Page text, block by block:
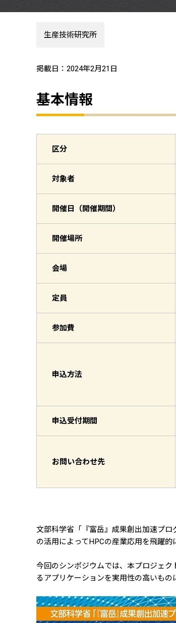
生産技術研究所
掲載日：2024年2月21日
基本情報
区分
対象者
開催日（開催期間）
開催場所
会場
定員
参加費
申込方法
申込受付期間
お問い合わせ先
文部科学省「『富岳』成果創出加速プ
の活用によってHPCの産業応用を飛躍
今回のシンポジウムでは、本プロジェ
るアプリケーションを実用性の高いも